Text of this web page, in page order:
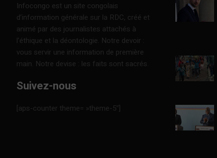
Infocongo est un site congolais
d’information générale sur la RDC, créé et
animé par des journalistes attachés à
l’éthique et la déontologie. Notre devoir :
vous servir une information de première
main. Notre devise : les faits sont sacrés.
Suivez-nous
[aps-counter theme= »theme-5″]